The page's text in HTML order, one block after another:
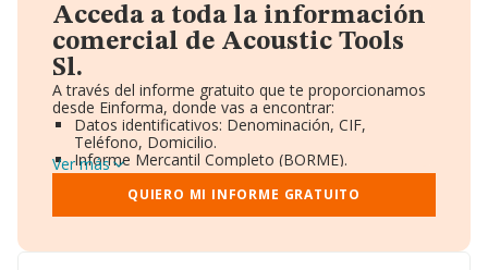
Acceda a toda la información
comercial de Acoustic Tools
Sl.
A través del informe gratuito que te proporcionamos
desde Einforma, donde vas a encontrar:
Datos identificativos: Denominación, CIF,
Teléfono, Domicilio.
Informe Mercantil Completo (BORME).
Gráficos de Evolución Ventas y Empleados.
Consejo de Administración y Administradores.
Directivos y Ejecutivos.
Ver más
QUIERO MI INFORME GRATUITO